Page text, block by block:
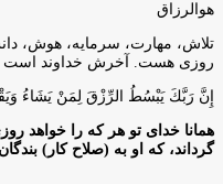
هوالرزاق
تلاش، مهارت، سرمايه، هوش،
روزى هست. آخرش خداوند است
إِنَّ رَبَّكَ يَبْسُطُ الرِّزْقَ لِمَنْ يَشَاءُ
همانا خدای تو هر که را خواهد
گرداند، که او به (صلاح کار)